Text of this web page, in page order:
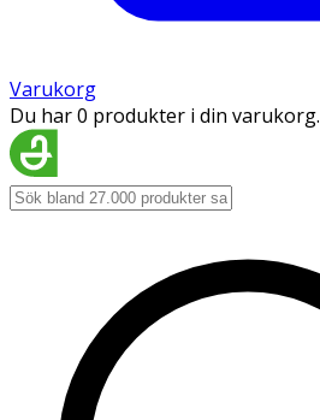
Varukorg
Du har 0 produkter i din varukorg.